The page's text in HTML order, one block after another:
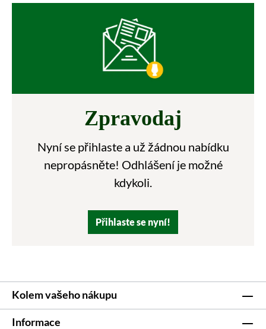
Zpravodaj
Nyní se přihlaste a už žádnou nabídku
nepropásněte! Odhlášení je možné
kdykoli.
Přihlaste se nyní!
Kolem vašeho nákupu
Informace